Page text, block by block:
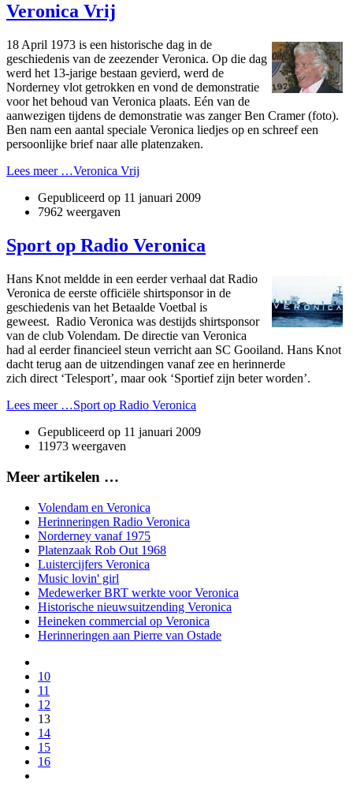
Veronica Vrij
18 April 1973 is een historische dag in de
geschiedenis van de zeezender Veronica. Op die dag
werd het 13-jarige bestaan gevierd, werd de
Norderney vlot getrokken en vond de demonstratie
voor het behoud van Veronica plaats. Eén van de
aanwezigen tijdens de demonstratie was zanger Ben Cramer (foto).
Ben nam een aantal speciale Veronica liedjes op en schreef een
persoonlijke brief naar alle platenzaken.
Lees meer …Veronica Vrij
Gepubliceerd op 11 januari 2009
7962 weergaven
Sport op Radio Veronica
Hans Knot meldde in een eerder verhaal dat Radio
Veronica de eerste officiële shirtsponsor in de
geschiedenis van het Betaalde Voetbal is
geweest. Radio Veronica was destijds shirtsponsor
van de club Volendam. De directie van Veronica
had al eerder financieel steun verricht aan SC Gooiland. Hans Knot
dacht terug aan de uitzendingen vanaf zee en herinnerde
zich direct ‘Telesport’, maar ook ‘Sportief zijn beter worden’.
Lees meer …Sport op Radio Veronica
Gepubliceerd op 11 januari 2009
11973 weergaven
Meer artikelen …
Volendam en Veronica
Herinneringen Radio Veronica
Norderney vanaf 1975
Platenzaak Rob Out 1968
Luistercijfers Veronica
Music lovin' girl
Medewerker BRT werkte voor Veronica
Historische nieuwsuitzending Veronica
Heineken commercial op Veronica
Herinneringen aan Pierre van Ostade
10
11
12
13
14
15
16